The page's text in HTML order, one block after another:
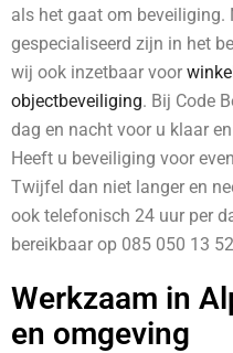
als het gaat om beveiliging.
gespecialiseerd zijn in het
wij ook inzetbaar voor
objectbeveiliging. Bij Code
dag en nacht voor u klaar
Heeft u beveiliging voor
Twijfel dan niet langer en
ook telefonisch 24 uur per
bereikbaar op 085 050 13
Werkzaam in
en omgeving